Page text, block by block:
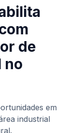
de
no
em
industrial